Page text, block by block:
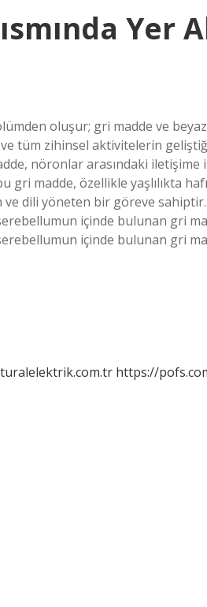
Yer
oluşur; gri madde ve
tüm zihinsel aktivitelerin
nöronlar arasındaki
gri madde, özellikle yaşlılıkta
dili yöneten bir göreve
içinde bulunan gri
içinde bulunan gri
https://